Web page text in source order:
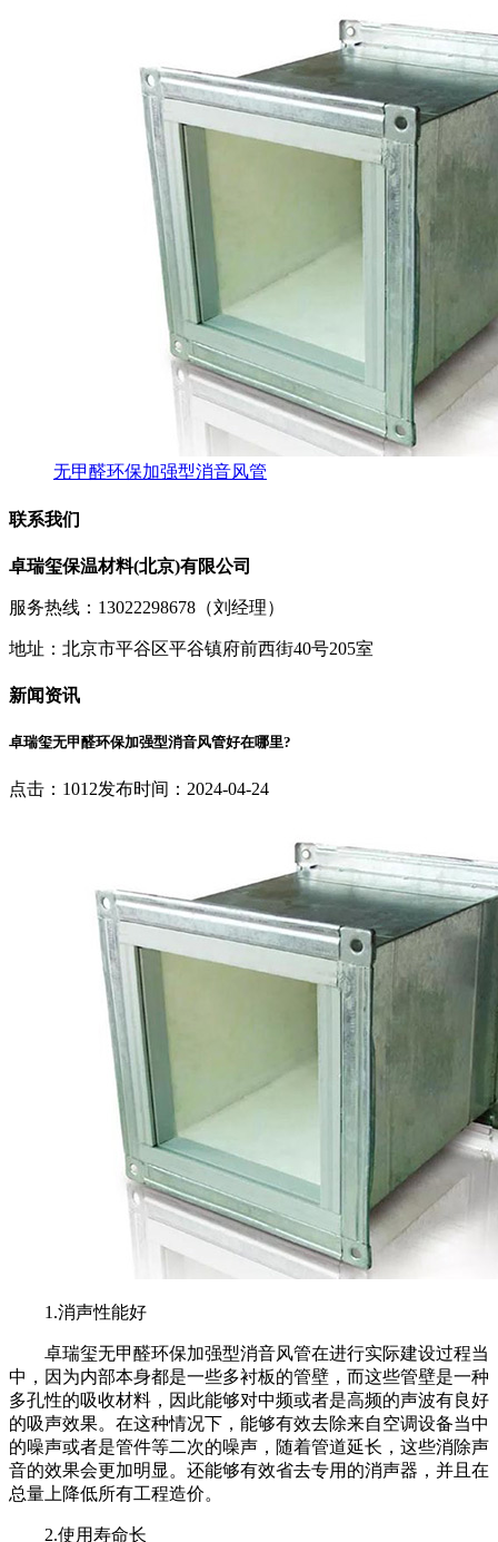
无甲醛环保加强型消音风管
联系我们
卓瑞玺保温材料(北京)有限公司
服务热线：13022298678（刘经理）
地址：北京市平谷区平谷镇府前西街40号205室
新闻资讯
卓瑞玺无甲醛环保加强型消音风管好在哪里?
点击：1012发布时间：2024-04-24
1.消声性能好
卓瑞玺无甲醛环保加强型消音风管在进行实际建设过程当
中，因为内部本身都是一些多衬板的管壁，而这些管壁是一种
多孔性的吸收材料，因此能够对中频或者是高频的声波有良好
的吸声效果。在这种情况下，能够有效去除来自空调设备当中
的噪声或者是管件等二次的噪声，随着管道延长，这些消除声
音的效果会更加明显。还能够有效省去专用的消声器，并且在
总量上降低所有工程造价。
2.使用寿命长